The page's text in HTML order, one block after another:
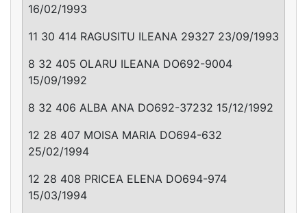
16/02/1993
11 30 414 RAGUSITU ILEANA 29327 23/09/1993
8 32 405 OLARU ILEANA DO692-9004
15/09/1992
8 32 406 ALBA ANA DO692-37232 15/12/1992
12 28 407 MOISA MARIA DO694-632
25/02/1994
12 28 408 PRICEA ELENA DO694-974
15/03/1994